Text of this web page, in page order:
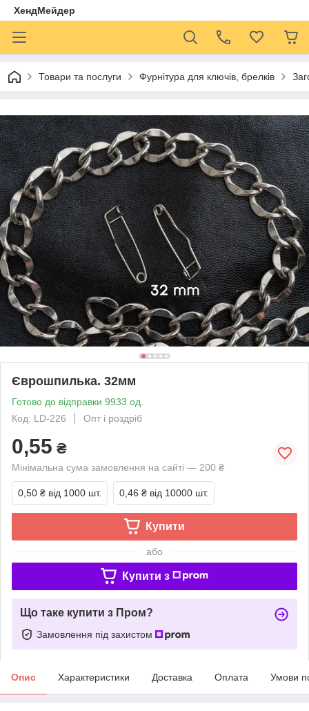
ХендМейдер
Товари та послуги Фурнітура для ключів, брелків
Єврошпилька. 32мм
Готово до відправки 9933 од.
Код: LD-226
Опт і роздріб
0,55 ₴
Мінімальна сума замовлення на сайті — 200 ₴
0,50 ₴ від 1000 шт. 0,46 ₴ від 10000 шт.
Купити
або
Купити з
Що таке купити з Пром?
Замовлення під захистом
Опис Характеристики Доставка Оплата Умови